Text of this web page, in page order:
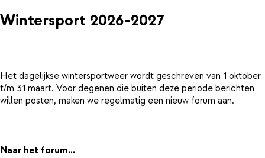
Wintersport 2026-2027
Het dagelijkse wintersportweer wordt geschreven van 1 oktober
t/m 31 maart. Voor degenen die buiten deze periode berichten
willen posten, maken we regelmatig een nieuw forum aan.
Naar het forum...